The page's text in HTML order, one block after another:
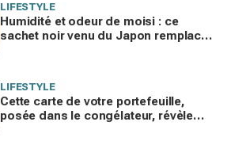
LIFESTYLE
Humidité et odeur de moisi : ce
sachet noir venu du Japon remplace
LIFESTYLE
Cette carte de votre portefeuille,
posée dans le congélateur, révèle